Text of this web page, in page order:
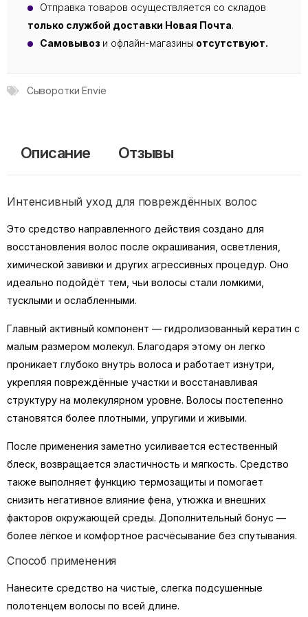
Отправка товаров осуществляется со складов
только службой доставки Новая Почта.
Самовывоз и офлайн-магазины отсутствуют.
Сыворотки Envie
Описание Отзывы
Интенсивный уход для повреждённых волос
Это средство направленного действия создано для
восстановления волос после окрашивания, осветления,
химической завивки и других агрессивных процедур. Оно
идеально подойдёт тем, чьи волосы стали ломкими,
тусклыми и ослабленными.
Главный активный компонент — гидролизованный кератин с
малым размером молекул. Благодаря этому он легко
проникает глубоко внутрь волоса и работает изнутри,
укрепляя повреждённые участки и восстанавливая
структуру на молекулярном уровне. Волосы постепенно
становятся более плотными, упругими и живыми.
После применения заметно усиливается естественный
блеск, возвращается эластичность и мягкость. Средство
также выполняет функцию термозащиты и помогает
снизить негативное влияние фена, утюжка и внешних
факторов окружающей среды. Дополнительный бонус —
более лёгкое и комфортное расчёсывание без спутывания.
Способ применения
Нанесите средство на чистые, слегка подсушенные
полотенцем волосы по всей длине.